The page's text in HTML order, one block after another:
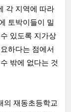
각 지역에 따라
토박이들이 밀
있도록 지가상
하다는 점에서
밖에 없다는 것
의 재동초등학교